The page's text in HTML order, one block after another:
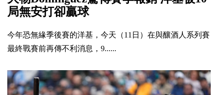
局無安打卻贏球
今年恐無緣季後賽的洋基，今天（11日）在與釀酒人系列賽
最終戰賽前再傳不利消息，9......